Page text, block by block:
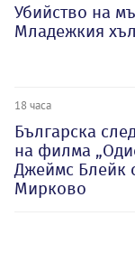
Убийство на
Младежкия
18 часа
Българска
на филма
Джеймс Блейк
Мирково